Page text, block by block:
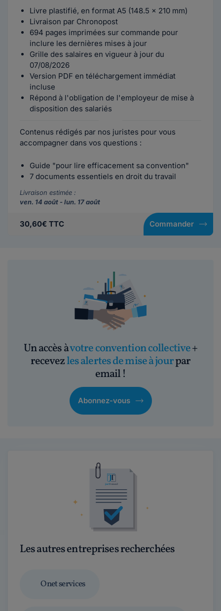
Livre plastifié, en format A5 (148.5 x 210 mm)
Livraison par Chronopost
694 pages imprimées sur commande pour
inclure les dernières mises à jour
Grille des salaires en vigueur à jour du
07/08/2026
Version PDF en téléchargement immédiat
incluse
Répond à l'obligation de l'employeur de mise à
disposition des salariés
Contenus rédigés par nos juristes pour vous
accompagner dans vos questions :
Guide "pour lire efficacement sa convention"
7 documents essentiels en droit du travail
Livraison estimée :
ven. 14 août - lun. 17 août
30,60€ TTC Commander
Un accès àvotre convention collective+
recevezles alertes de mise à jourpar
email !
Abonnez-vous
Les autres entreprises recherchées
Onet services